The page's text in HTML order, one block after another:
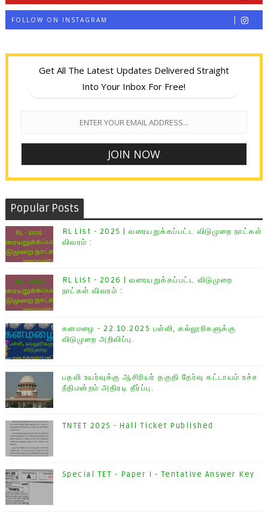
FOLLOW ON INSTAGRAM
Get All The Latest Updates Delivered Straight
Into Your Inbox For Free!
Popular Posts
RL List - 2025 | வரையறுக்கப்பட்ட விடுமுறை நாட்கள்
விவரம் :
RL List - 2026 | வரையறுக்கப்பட்ட விடுமுறை
நாட்கள் விவரம் :
கனமழை - 22.10.2025 பள்ளி, கல்லூரிகளுக்கு
விடுமுறை அறிவிப்பு.
பதவி உயர்வுக்கு ஆசிரியர் தகுதி தேர்வு கட்டாயம் உச்ச
நீதிமன்றம் அதிரடி தீர்ப்பு.
TNTET 2025 - Hall Ticket Published
Special TET - Paper I - Tentative Answer Key